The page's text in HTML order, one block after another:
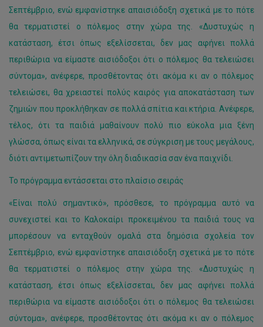
Σεπτέμβριο, ενώ εμφανίστηκε απαισιόδοξη σχετικά με το πότε
θα τερματιστεί ο πόλεμος στην χώρα της. «Δυστυχώς η
κατάσταση, έτσι όπως εξελίσσεται, δεν μας αφήνει πολλά
περιθώρια να είμαστε αισιόδοξοι ότι ο πόλεμος θα τελειώσει
σύντομα», ανέφερε, προσθέτοντας ότι ακόμα κι αν ο πόλεμος
τελειώσει, θα χρειαστεί πολύς καιρός για αποκατάσταση των
ζημιών που προκλήθηκαν σε πολλά σπίτια και κτήρια. Ανέφερε,
τέλος, ότι τα παιδιά μαθαίνουν πολύ πιο εύκολα μια ξένη
γλώσσα, όπως είναι τα ελληνικά, σε σύγκριση με τους μεγάλους,
διότι αντιμετωπίζουν την όλη διαδικασία σαν ένα παιχνίδι.
Το πρόγραμμα εντάσσεται στο πλαίσιο σειράς
«Είναι πολύ σημαντικό», πρόσθεσε, το πρόγραμμα αυτό να
συνεχιστεί και το Καλοκαίρι προκειμένου τα παιδιά τους να
μπορέσουν να ενταχθούν ομαλά στα δημόσια σχολεία τον
Σεπτέμβριο, ενώ εμφανίστηκε απαισιόδοξη σχετικά με το πότε
θα τερματιστεί ο πόλεμος στην χώρα της. «Δυστυχώς η
κατάσταση, έτσι όπως εξελίσσεται, δεν μας αφήνει πολλά
περιθώρια να είμαστε αισιόδοξοι ότι ο πόλεμος θα τελειώσει
σύντομα», ανέφερε, προσθέτοντας ότι ακόμα κι αν ο πόλεμος